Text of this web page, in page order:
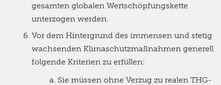
gesamten globalen Wertschöpfungskette
unterzogen werden.
Vor dem Hintergrund des immensen und stetig
wachsenden Klimaschutzmaßnahmen generell
folgende Kriterien zu erfüllen:
Sie müssen ohne Verzug zu realen THG-